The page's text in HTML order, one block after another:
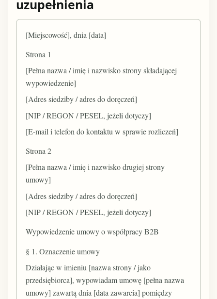
uzupełnienia
[Miejscowość], dnia [data]
Strona 1
[Pełna nazwa / imię i nazwisko strony składającej
wypowiedzenie]
[Adres siedziby / adres do doręczeń]
[NIP / REGON / PESEL, jeżeli dotyczy]
[E-mail i telefon do kontaktu w sprawie rozliczeń]
Strona 2
[Pełna nazwa / imię i nazwisko drugiej strony
umowy]
[Adres siedziby / adres do doręczeń]
[NIP / REGON / PESEL, jeżeli dotyczy]
Wypowiedzenie umowy o współpracy B2B
§ 1. Oznaczenie umowy
Działając w imieniu [nazwa strony / jako
przedsiębiorca], wypowiadam umowę [pełna nazwa
umowy] zawartą dnia [data zawarcia] pomiędzy